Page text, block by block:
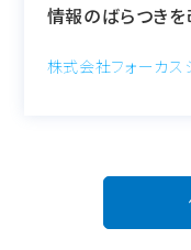
情報のばらつき
株式会社フォーカス